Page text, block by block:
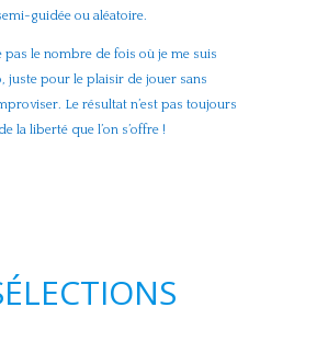
guidée ou aléatoire.
pas le nombre de fois où je me suis
juste pour le plaisir de jouer sans
Le résultat n’est pas toujours
la liberté que l’on s’offre !